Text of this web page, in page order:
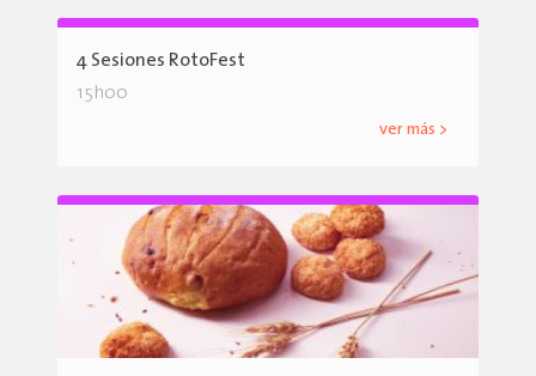
4 Sesiones RotoFest
15h00
ver más >